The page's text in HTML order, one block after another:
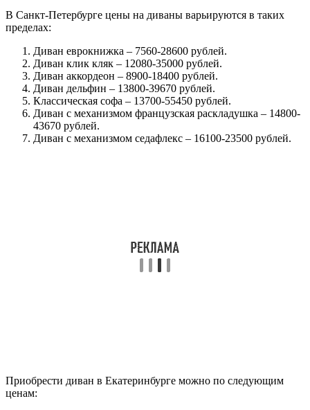
В Санкт-Петербурге цены на диваны варьируются в таких
пределах:
Диван еврокнижка – 7560-28600 рублей.
Диван клик кляк – 12080-35000 рублей.
Диван аккордеон – 8900-18400 рублей.
Диван дельфин – 13800-39670 рублей.
Классическая софа – 13700-55450 рублей.
Диван с механизмом французская раскладушка – 14800-
43670 рублей.
Диван с механизмом седафлекс – 16100-23500 рублей.
Приобрести диван в Екатеринбурге можно по следующим
ценам: